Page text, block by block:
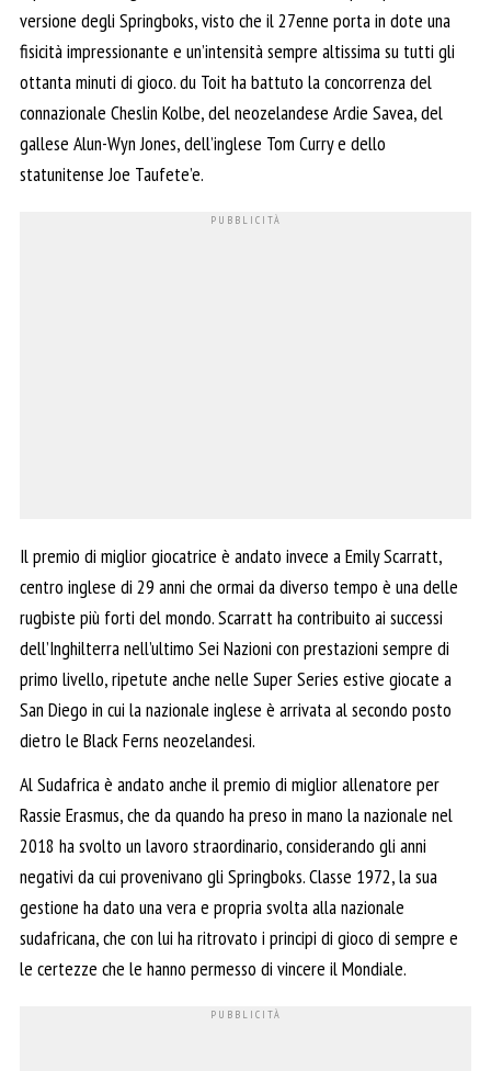
versione degli Springboks, visto che il 27enne porta in dote una
fisicità impressionante e un’intensità sempre altissima su tutti gli
ottanta minuti di gioco. du Toit ha battuto la concorrenza del
connazionale Cheslin Kolbe, del neozelandese Ardie Savea, del
gallese Alun-Wyn Jones, dell’inglese Tom Curry e dello
statunitense Joe Taufete’e.
Il premio di miglior giocatrice è andato invece a Emily Scarratt,
centro inglese di 29 anni che ormai da diverso tempo è una delle
rugbiste più forti del mondo. Scarratt ha contribuito ai successi
dell’Inghilterra nell’ultimo Sei Nazioni con prestazioni sempre di
primo livello, ripetute anche nelle Super Series estive giocate a
San Diego in cui la nazionale inglese è arrivata al secondo posto
dietro le Black Ferns neozelandesi.
Al Sudafrica è andato anche il premio di miglior allenatore per
Rassie Erasmus, che da quando ha preso in mano la nazionale nel
2018 ha svolto un lavoro straordinario, considerando gli anni
negativi da cui provenivano gli Springboks. Classe 1972, la sua
gestione ha dato una vera e propria svolta alla nazionale
sudafricana, che con lui ha ritrovato i principi di gioco di sempre e
le certezze che le hanno permesso di vincere il Mondiale.